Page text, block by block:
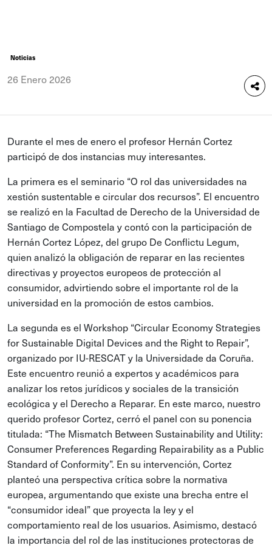
Noticias
26 Enero 2026
Durante el mes de enero el profesor Hernán Cortez
participó de dos instancias muy interesantes.
La primera es el seminario “O rol das universidades na
xestión sustentable e circular dos recursos”. El encuentro
se realizó en la Facultad de Derecho de la Universidad de
Santiago de Compostela y contó con la participación de
Hernán Cortez López, del grupo De Conflictu Legum,
quien analizó la obligación de reparar en las recientes
directivas y proyectos europeos de protección al
consumidor, advirtiendo sobre el importante rol de la
universidad en la promoción de estos cambios.
La segunda es el Workshop “Circular Economy Strategies
for Sustainable Digital Devices and the Right to Repair”,
organizado por IU-RESCAT y la Universidade da Coruña.
Este encuentro reunió a expertos y académicos para
analizar los retos jurídicos y sociales de la transición
ecológica y el Derecho a Reparar. En este marco, nuestro
querido profesor Cortez, cerró el panel con su ponencia
titulada: “The Mismatch Between Sustainability and Utility:
Consumer Preferences Regarding Repairability as a Public
Standard of Conformity”. En su intervención, Cortez
planteó una perspectiva crítica sobre la normativa
europea, argumentando que existe una brecha entre el
“consumidor ideal” que proyecta la ley y el
comportamiento real de los usuarios. Asimismo, destacó
la importancia del rol de las instituciones protectoras de